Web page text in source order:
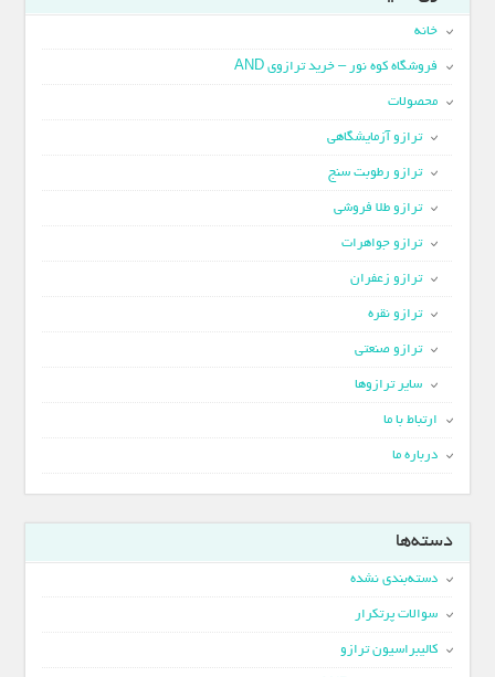
خانه
فروشگاه کوه نور – خرید ترازوی AND
محصولات
ترازو آزمایشگاهی
ترازو رطوبت سنج
ترازو طلا فروشی
ترازو جواهرات
ترازو زعفران
ترازو نقره
ترازو صنعتی
سایر ترازوها
ارتباط با ما
درباره ما
دسته‌ها
دسته‌بندی نشده
سوالات پرتکرار
کالیبراسیون ترازو